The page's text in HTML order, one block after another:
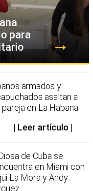
para
armados y
asaltan a
pareja en La Habana
Leer artículo
de Cuba se
en Miami con
La Mora y Andy